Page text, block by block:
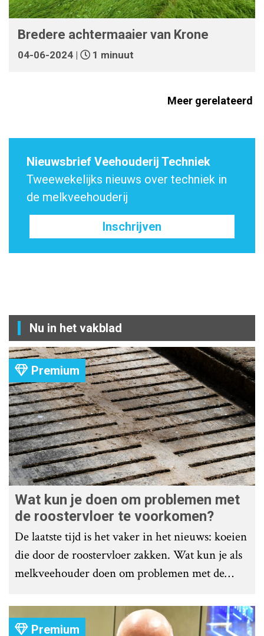
Bredere achtermaaier van Krone
04-06-2024 | 1 minuut
Meer gerelateerd
Nieuwsbrief Veehouderij Techniek
Tweewekelijks nieuws over techniek in
de melkveehouderij
Inschrijven
Nu in het vakblad
Premium
Wat kun je doen om problemen met
de roostervloer te voorkomen?
De laatste tijd is het vaker in het nieuws: koeien
die door de roostervloer zakken. Wat kun je als
melkveehouder doen om problemen met de
Premium